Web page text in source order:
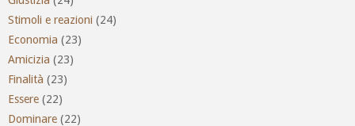
Stimoli e reazioni (24)
Economia (23)
Amicizia (23)
Finalità (23)
Essere (22)
Dominare (22)